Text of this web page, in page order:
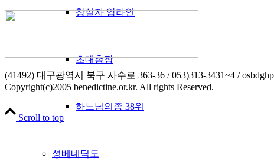
창설자 암라인
초대총장
하느님의종 38위
성베네딕도
(41492) 대구광역시 북구 사수로 363-36 / 053)313-3431~4 /
Copyright(c)2005 benedictine.or.kr. All rights Reserved.
Scroll to top